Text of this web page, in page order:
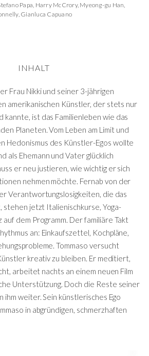
Papa, Harry McCrory, Myeong-gu Han,
, Gianluca Capuano
INHALT
Frau Nikki und seiner 3-jährigen
amerikanischen Künstler, der stets nur
kannte, ist das Familienleben wie das
Planeten. Vom Leben am Limit und
Hedonismus des Künstler-Egos wollte
als Ehemann und Vater glücklich
er neu justieren, wie wichtig er sich
nehmen möchte. Fernab von der
Verantwortungslosigkeiten, die das
stehen jetzt Italienischkurse, Yoga-
auf dem Programm. Der familiäre Takt
an: Einkaufszettel, Kochpläne,
Tommaso versucht
kreativ zu bleiben. Er meditiert,
arbeitet nachts an einem neuen Film
Unterstützung. Doch die Reste seiner
ihm weiter. Sein künstlerisches Ego
in abgründigen, schmerzhaften